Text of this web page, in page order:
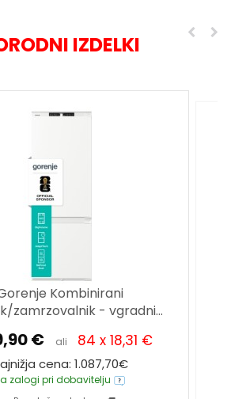
IZDELKI
Kombinirani
zamrzovalnik - vgradni...
€ ali 84 x 18,31 €
cena: 1.087,70€
zalogi pri dobavitelju